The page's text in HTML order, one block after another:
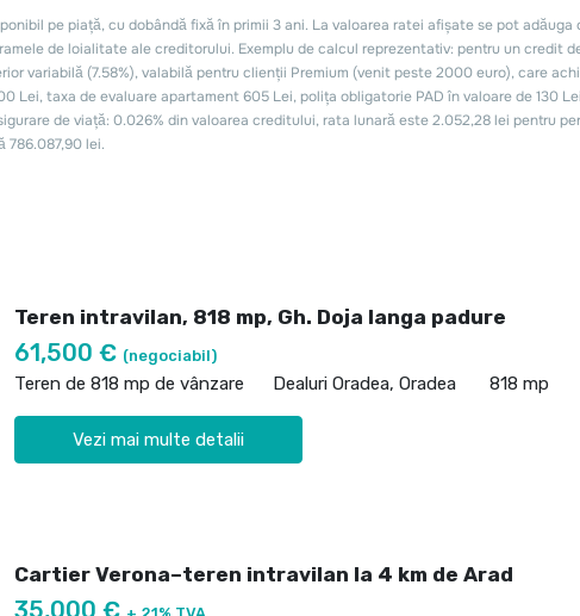
Teren intravilan, 818 mp, Gh. Doja langa padure
61,500 € (negociabil)
Teren de 818 mp de vânzare Dealuri Oradea, Oradea 818 mp
Vezi mai multe detalii
Cartier Verona–teren intravilan la 4 km de Arad
35,000 €